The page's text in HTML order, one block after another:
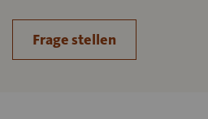
Frage stellen